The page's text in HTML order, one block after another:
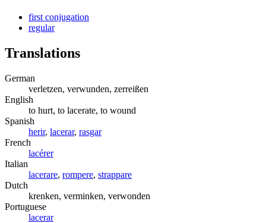
first conjugation
regular
Translations
German
verletzen, verwunden, zerreißen
English
to hurt, to lacerate, to wound
Spanish
herir, lacerar, rasgar
French
lacérer
Italian
lacerare, rompere, strappare
Dutch
krenken, verminken, verwonden
Portuguese
lacerar